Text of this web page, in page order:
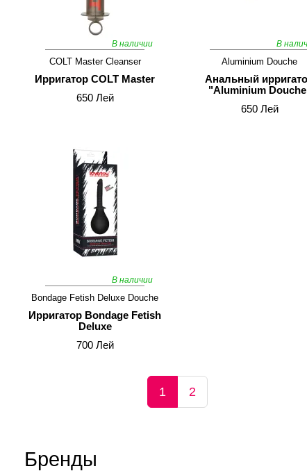
В наличии
COLT Master Cleanser
Ирригатор COLT Master
650 Лей
В
Aluminium Douche
Анальный
"Aluminium
650 Лей
В наличии
Bondage Fetish Deluxe Douche
Ирригатор Bondage Fetish
Deluxe
700 Лей
1 2
Бренды